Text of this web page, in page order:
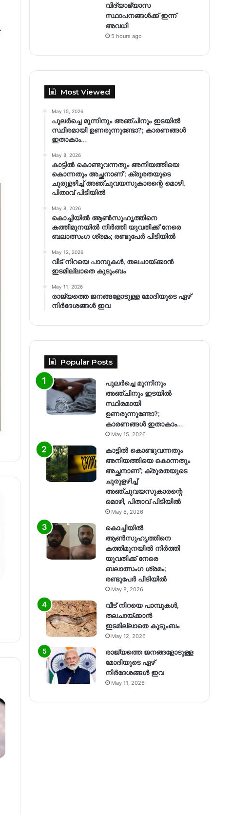
വിദ്യാഭ്യാസ
സ്ഥാപനങ്ങൾക്ക് ഇന്ന്
അവധി
5 hours ago
Most Viewed
May 15, 2026
പുലർച്ചെ മൂന്നിനും അഞ്ചിനും ഇടയിൽ
സ്ഥിരമായി ഉണരുന്നുണ്ടോ?; കാരണങ്ങള്‍
ഇതാകാം…
May 8, 2026
കാട്ടിൽ കൊണ്ടുവന്നതും അനിയത്തിയെ
കൊന്നതും അച്ഛനാണ്’; ക്രൂരതയുടെ
ചുരുളഴിച്ച് അഞ്ചുവയസുകാരന്റെ മൊഴി,
പിതാവ് പിടിയിൽ
May 8, 2026
കൊച്ചിയിൽ ആൺസുഹൃത്തിനെ
കത്തിമുനയിൽ നിർത്തി യുവതിക്ക് നേരെ
ബലാത്സംഗ​ ശ്രമം; രണ്ടുപേർ പിടിയിൽ
May 12, 2026
വീട് നിറയെ പാമ്പുകൾ, തലചായ്ക്കാൻ
ഇടമില്ലാതെ കുടുംബം
May 11, 2026
രാജ്യത്തെ ജനങ്ങളോടുള്ള മോദിയുടെ ഏഴ്
നിര്‍ദേശങ്ങള്‍ ഇവ
Popular Posts
പുലർച്ചെ മൂന്നിനും
അഞ്ചിനും ഇടയിൽ
സ്ഥിരമായി
ഉണരുന്നുണ്ടോ?;
കാരണങ്ങള്‍ ഇതാകാം…
May 15, 2026
കാട്ടിൽ കൊണ്ടുവന്നതും
അനിയത്തിയെ കൊന്നതും
അച്ഛനാണ്’; ക്രൂരതയുടെ
ചുരുളഴിച്ച്
അഞ്ചുവയസുകാരന്റെ
മൊഴി, പിതാവ് പിടിയിൽ
May 8, 2026
കൊച്ചിയിൽ
ആൺസുഹൃത്തിനെ
കത്തിമുനയിൽ നിർത്തി
യുവതിക്ക് നേരെ
ബലാത്സംഗ​ ശ്രമം;
രണ്ടുപേർ പിടിയിൽ
May 8, 2026
വീട് നിറയെ പാമ്പുകൾ,
തലചായ്ക്കാൻ
ഇടമില്ലാതെ കുടുംബം
May 12, 2026
രാജ്യത്തെ ജനങ്ങളോടുള്ള
മോദിയുടെ ഏഴ്
നിര്‍ദേശങ്ങള്‍ ഇവ
May 11, 2026